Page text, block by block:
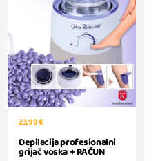
23,99 €
Depilacija profesionalni
grijač voska + RAČUN